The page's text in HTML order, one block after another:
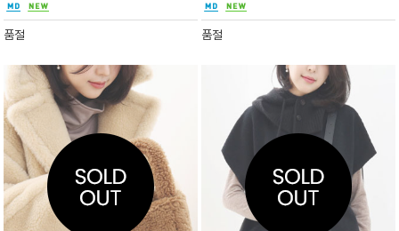
줄 썸머 시즌의 에센셜 아이템/메탈 로고 장식을
더해진 포인트로 원피스부터 팬츠룩까지
품절
낮춰 편안한 착용감을 선사/PU 가죽/레더
(Polyurethane): 폴리우레탄을 코팅하여 만
든 비건 가죽으로, 유연하고 가벼움
품절